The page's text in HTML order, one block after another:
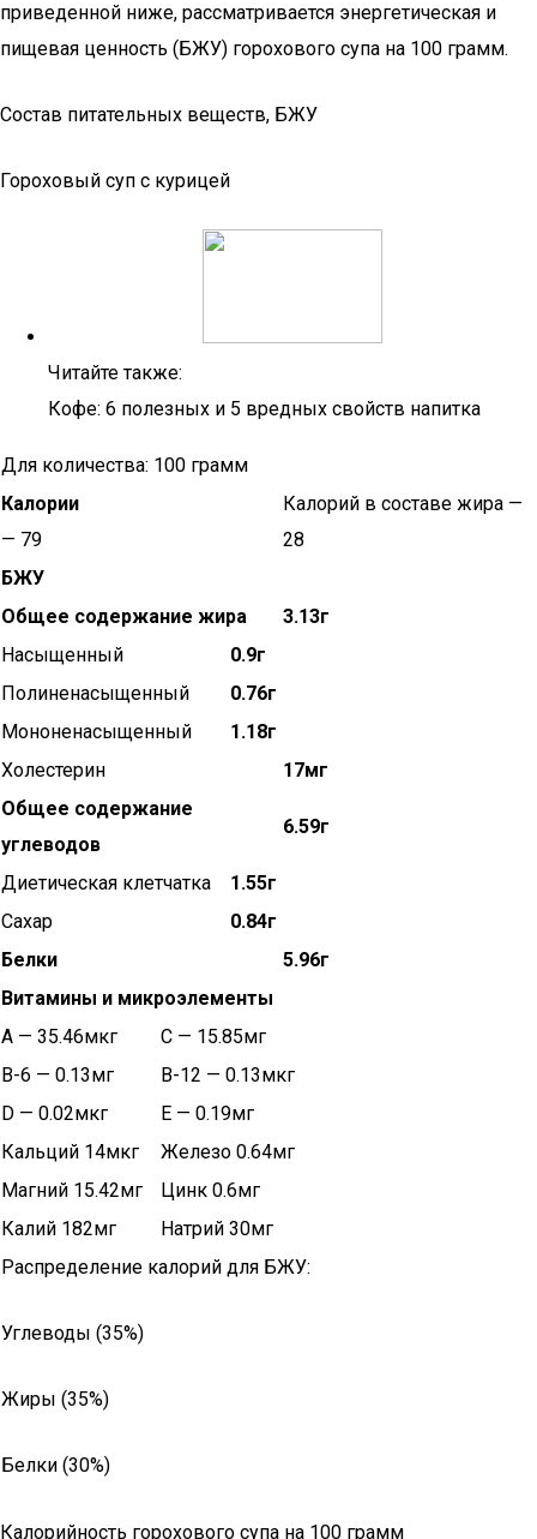
приведенной ниже, рассматривается энергетическая и
пищевая ценность (БЖУ) горохового супа на 100 грамм.
Состав питательных веществ, БЖУ
Гороховый суп с курицей
Читайте также:
Кофе: 6 полезных и 5 вредных свойств напитка
Для количества: 100 грамм
Калории
— 79
Калорий в составе жира —
28
БЖУ
Общее содержание жира
3.13г
Насыщенный
0.9г
Полиненасыщенный
0.76г
Мононенасыщенный
1.18г
Холестерин
17мг
Общее содержание
углеводов
6.59г
Диетическая клетчатка
1.55г
Сахар
0.84г
Белки
5.96г
Витамины и микроэлементы
A — 35.46мкг
C — 15.85мг
B-6 — 0.13мг
B-12 — 0.13мкг
D — 0.02мкг
E — 0.19мг
Кальций 14мкг
Железо 0.64мг
Магний 15.42мг
Цинк 0.6мг
Калий 182мг
Натрий 30мг
Распределение калорий для БЖУ:
Углеводы (35%)
Жиры (35%)
Белки (30%)
Калорийность горохового супа на 100 грамм